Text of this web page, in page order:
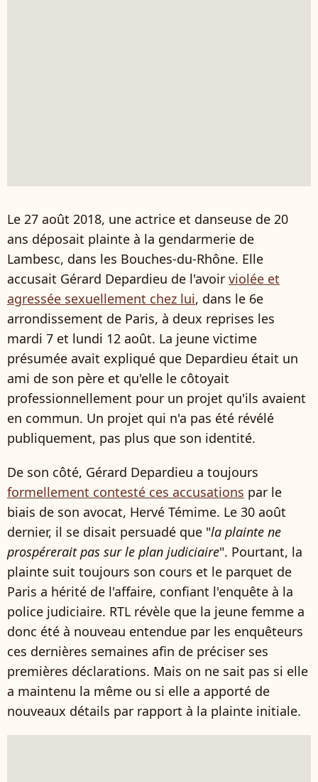
Le 27 août 2018, une actrice et danseuse de 20
ans déposait plainte à la gendarmerie de
Lambesc, dans les Bouches-du-Rhône. Elle
accusait Gérard Depardieu de l'avoir violée et
agressée sexuellement chez lui, dans le 6e
arrondissement de Paris, à deux reprises les
mardi 7 et lundi 12 août. La jeune victime
présumée avait expliqué que Depardieu était un
ami de son père et qu'elle le côtoyait
professionnellement pour un projet qu'ils avaient
en commun. Un projet qui n'a pas été révélé
publiquement, pas plus que son identité.
De son côté, Gérard Depardieu a toujours
formellement contesté ces accusations par le
biais de son avocat, Hervé Témime. Le 30 août
dernier, il se disait persuadé que "la plainte ne
prospérerait pas sur le plan judiciaire". Pourtant, la
plainte suit toujours son cours et le parquet de
Paris a hérité de l'affaire, confiant l'enquête à la
police judiciaire. RTL révèle que la jeune femme a
donc été à nouveau entendue par les enquêteurs
ces dernières semaines afin de préciser ses
premières déclarations. Mais on ne sait pas si elle
a maintenu la même ou si elle a apporté de
nouveaux détails par rapport à la plainte initiale.